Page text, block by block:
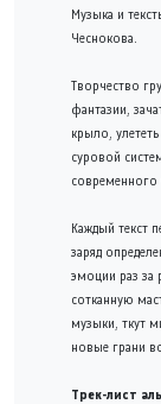
Музыка и
Чеснокова.
Творчество
фантазии,
крыло,
суровой
современного
Каждый текст
заряд
эмоции раз за
сотканную
музыки, ткут
новые грани
Трек-лист